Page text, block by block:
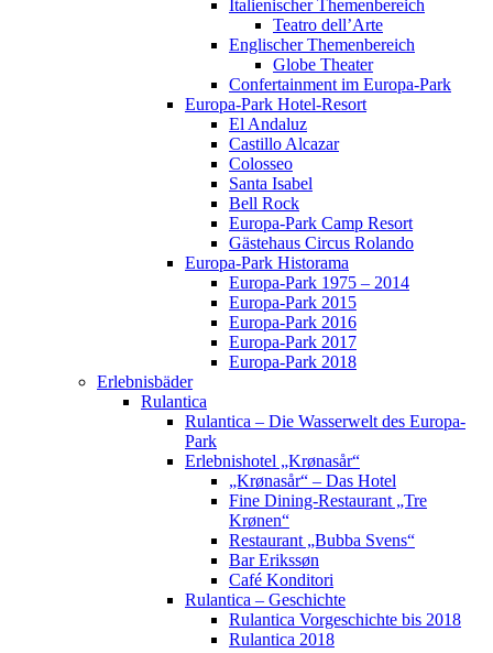
Italienischer Themenbereich
Teatro dell’Arte
Englischer Themenbereich
Globe Theater
Confertainment im Europa-Park
Europa-Park Hotel-Resort
El Andaluz
Castillo Alcazar
Colosseo
Santa Isabel
Bell Rock
Europa-Park Camp Resort
Gästehaus Circus Rolando
Europa-Park Historama
Europa-Park 1975 – 2014
Europa-Park 2015
Europa-Park 2016
Europa-Park 2017
Europa-Park 2018
Erlebnisbäder
Rulantica
Rulantica – Die Wasserwelt des Europa-
Park
Erlebnishotel „Krønasår“
„Krønasår“ – Das Hotel
Fine Dining-Restaurant „Tre
Krønen“
Restaurant „Bubba Svens“
Bar Erikssøn
Café Konditori
Rulantica – Geschichte
Rulantica Vorgeschichte bis 2018
Rulantica 2018